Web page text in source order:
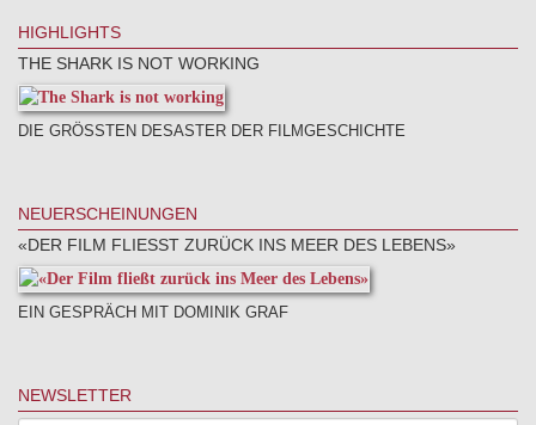
HIGHLIGHTS
THE SHARK IS NOT WORKING
DIE GRÖSSTEN DESASTER DER FILMGESCHICHTE
NEUERSCHEINUNGEN
«DER FILM FLIESST ZURÜCK INS MEER DES LEBENS»
EIN GESPRÄCH MIT DOMINIK GRAF
NEWSLETTER